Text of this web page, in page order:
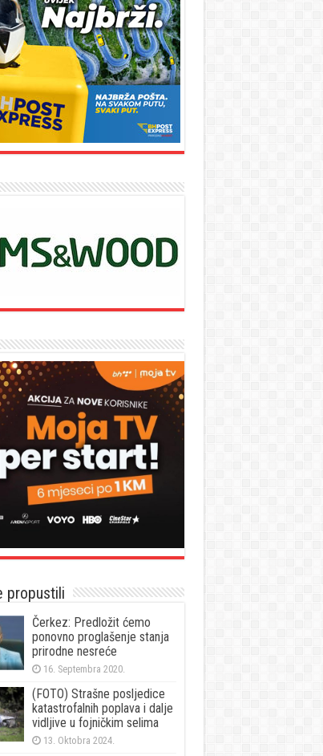
propustili
Čerkez: Predložit ćemo
ponovno proglašenje stanja
prirodne nesreće
16. Septembra 2020.
(FOTO) Strašne posljedice
katastrofalnih poplava i dalje
vidljive u fojničkim selima
13. Oktobra 2024.